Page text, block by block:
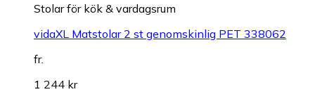
Stolar för kök & vardagsrum
vidaXL Matstolar 2 st genomskinlig PET 338062
fr.
1 244 kr